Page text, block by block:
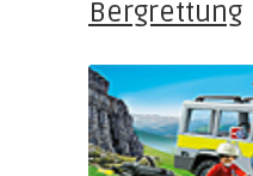
Bergrettung